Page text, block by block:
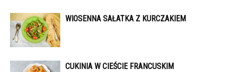
WIOSENNA SAŁATKA Z KURCZAKIEM
CUKINIA W CIEŚCIE FRANCUSKIM